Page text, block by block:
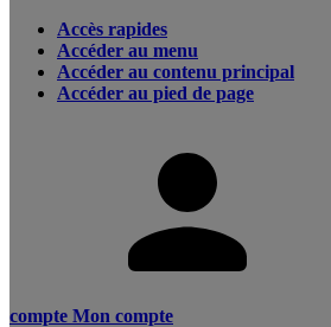
Accès rapides
Accéder au menu
Accéder au contenu principal
Accéder au pied de page
compte Mon compte